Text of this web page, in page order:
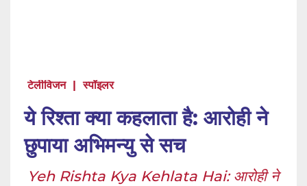
टेलीविजन | स्पॉइलर
ये रिश्ता क्या कहलाता है: आरोही ने
छुपाया अभिमन्यु से सच
Yeh Rishta Kya Kehlata Hai: आरोही ने